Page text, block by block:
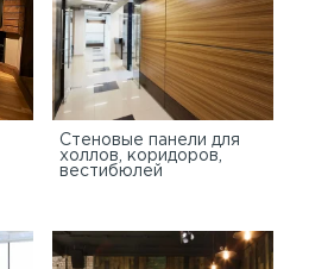
Стеновые панели для
холлов, коридоров,
вестибюлей